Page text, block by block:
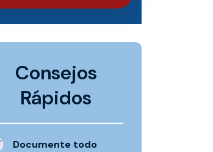
Consejos
Rápidos
Documente todo